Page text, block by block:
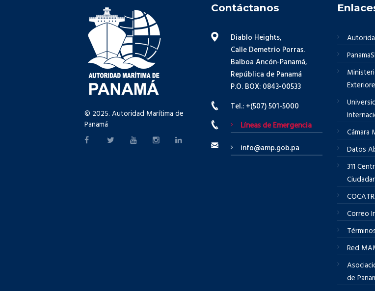
© 2025. Autoridad Marítima de
Panamá
Contáctanos
Diablo Heights,
Calle Demetrio Porras.
Balboa Ancón-Panamá,
República de Panamá
P.O. BOX: 0843-00533
Tel.: +(507) 501-5000
Líneas de Emergencia
info@amp.gob.pa
Cámara
Datos
311
Correo
Red
de